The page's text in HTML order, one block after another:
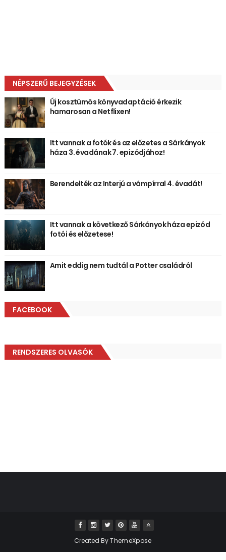
NÉPSZERŰ BEJEGYZÉSEK
Új kosztümös könyvadaptáció érkezik
hamarosan a Netflixen!
Itt vannak a fotók és az előzetes a Sárkányok
háza 3. évadának 7. epizódjához!
Berendelték az Interjú a vámpírral 4. évadát!
Itt vannak a következő Sárkányok háza epizód
fotói és előzetese!
Amit eddig nem tudtál a Potter családról
FACEBOOK
RENDSZERES OLVASÓK
Created ByThemeXpose